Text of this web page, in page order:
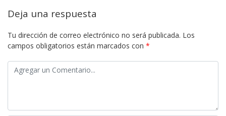
Deja una respuesta
Tu dirección de correo electrónico no será publicada. Los
campos obligatorios están marcados con *